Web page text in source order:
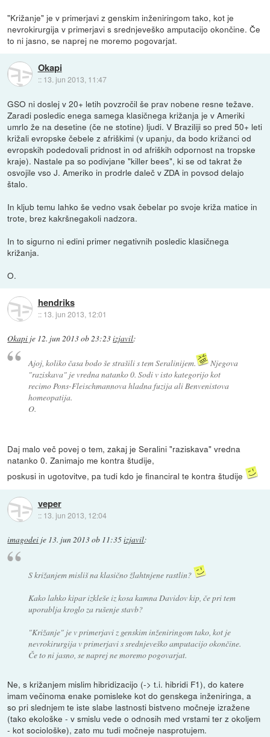
"Križanje" je v primerjavi z genskim inženiringom tako, kot je
nevrokirurgija v primerjavi s srednjeveško amputacijo okončine. Če
to ni jasno, se naprej ne moremo pogovarjat.
Okapi
:: 13. jun 2013, 11:47
GSO ni doslej v 20+ letih povzročil še prav nobene resne težave.
Zaradi posledic enega samega klasičnega križanja je v Ameriki
umrlo že na desetine (če ne stotine) ljudi. V Braziliji so pred 50+ leti
križali evropske čebele z afriškimi (v upanju, da bodo križanci od
evropskih podedovali pridnost in od afriških odpornost na tropske
kraje). Nastale pa so podivjane "killer bees", ki se od takrat že
osvojile vso J. Ameriko in prodrle daleč v ZDA in povsod delajo
štalo.
In kljub temu lahko še vedno vsak čebelar po svoje križa matice in
trote, brez kakršnegakoli nadzora.
In to sigurno ni edini primer negativnih posledic klasičnega
križanja.
O.
hendriks
:: 13. jun 2013, 12:01
Okapi je 12. jun 2013 ob 23:23izjavil:
Ajoj, koliko časa bodo še strašili s tem Seralinijem.
Njegova
"raziskava" je vredna natanko 0. Sodi v isto kategorijo kot
recimo Pons-Fleischmannova hladna fuzija ali Benvenistova
homeopatija.
O.
Daj malo več povej o tem, zakaj je Seralini "raziskava" vredna
natanko 0. Zanimajo me kontra študije,
poskusi in ugotovitve, pa tudi kdo je financiral te kontra študije
veper
:: 13. jun 2013, 12:04
imagodei je 13. jun 2013 ob 11:35izjavil:
S križanjem misliš na klasično žlahtnjene rastlin?
Kako lahko kipar izkleše iz kosa kamna Davidov kip, če pri tem
uporablja kroglo za rušenje stavb?
"Križanje" je v primerjavi z genskim inženiringom tako, kot je
nevrokirurgija v primerjavi s srednjeveško amputacijo okončine.
Če to ni jasno, se naprej ne moremo pogovarjat.
Ne, s križanjem mislim hibridizacijo (-> t.i. hibridi F1), do katere
imam večinoma enake pomisleke kot do genskega inženiringa, a
so pri slednjem te iste slabe lastnosti bistveno močneje izražene
(tako ekološke - v smislu vede o odnosih med vrstami ter z okoljem
- kot sociološke), zato mu tudi močneje nasprotujem.